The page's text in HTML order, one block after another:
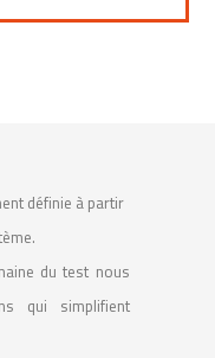
définie à partir
du test nous
qui simplifient